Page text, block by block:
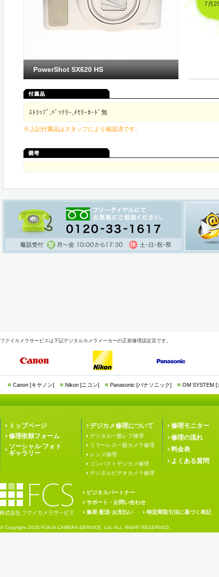
7月
たし
PowerShot SX620 HS
ｽﾄﾗｯﾌﾟ,ﾊﾞｯﾃﾘｰ,ﾒﾓﾘｰｶｰﾄﾞ無
※上記付属品はスタッフにより確認済です。
フクイカメラサービスは下記デジタルカメラメーカーの正規修理認定店です。
Canon [キヤノン] Nikon [ニコン] Panasonic [パナソニック] OM SYSTEM [
トップページ
修理依頼フォーム
ソーシャル·フォト
ギャラリー
デジカメ修理について
デジタル一眼レフ修理
ミラーレス一眼カメラ修理
レンズ修理
コンパクトデジカメ修理
デジタルビデオカメラ修理
修理モニター
修理の流れ
料金表
よくある質問
ビジネスパートナー
サポート・お問い合わせ
集荷·配送·お支払い
特定商取引法に基づく表記
© Copyright 2026 FUKUI CAMERA SERVICE, Ltd. ALL RIGHT RESERVED.